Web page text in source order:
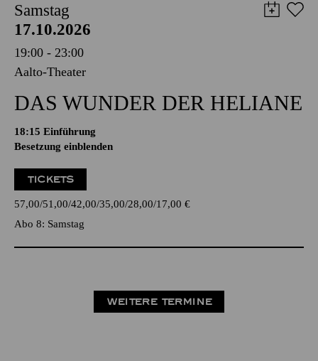
Samstag
17.10.2026
19:00 - 23:00
Aalto-Theater
DAS WUNDER DER HELIANE
18:15 Einführung
Besetzung einblenden
TICKETS
57,00 51,00 42,00 35,00 28,00 17,00 €
Abo 8: Samstag
WEITERE TERMINE